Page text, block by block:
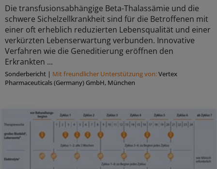
Die transfusionsabhängige Beta-Thalassämie und die
schwere Sichelzellkrankheit sind für die Betroffenen mit
einer oft erheblich reduzierten Lebensqualität und einer
verkürzten Lebenserwartung verbunden. Innovative
Verfahren wie die Geneditierung eröffnen den
Erkrankten ...
Sonderbericht | Mit freundlicher Unterstützung von:Vertex
Pharmaceuticals (Germany) GmbH, München